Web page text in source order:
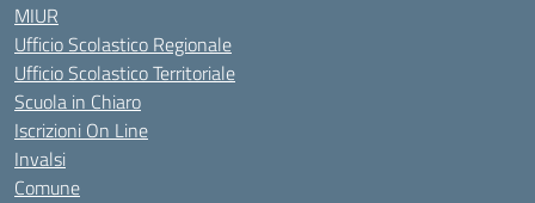
MIUR
Ufficio Scolastico Regionale
Ufficio Scolastico Territoriale
Scuola in Chiaro
Iscrizioni On Line
Invalsi
Comune